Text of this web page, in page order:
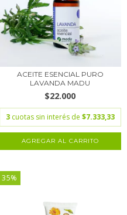
ACEITE ESENCIAL PURO
LAVANDA MADU
$22.000
3 cuotas sin interés de $7.333,33
35%